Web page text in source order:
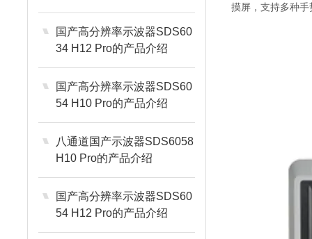
国产高分辨率示波器SDS60
34 H12 Pro的产品介绍
国产高分辨率示波器SDS60
54 H10 Pro的产品介绍
八通道国产示波器SDS6058
H10 Pro的产品介绍
国产高分辨率示波器SDS60
54 H12 Pro的产品介绍
摸屏，支持多种